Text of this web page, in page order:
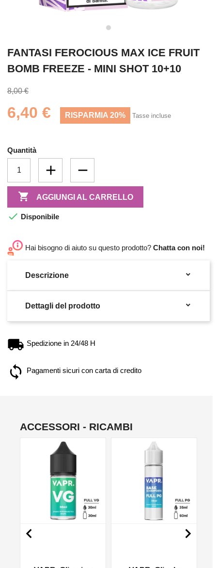
FANTASI FEROCIOUS MAX ICE FRUIT
BOMB FREEZE - MINI SHOT 10+10
8,00 €
6,40 € RISPARMIA 20% Tasse incluse
Quantità
 AGGIUNGI AL CARRELLO
 Disponibile
Hai bisogno di aiuto su questo prodotto? Chatta con noi!
Descrizione 
Dettagli del prodotto 
Spedizione in 24/48 H
Pagamenti sicuri con carta di credito
ACCESSORI - RICAMBI
 